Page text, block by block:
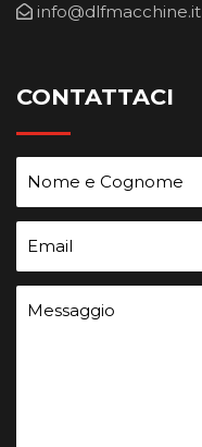
info@dlfmacchine.it
CONTATTACI